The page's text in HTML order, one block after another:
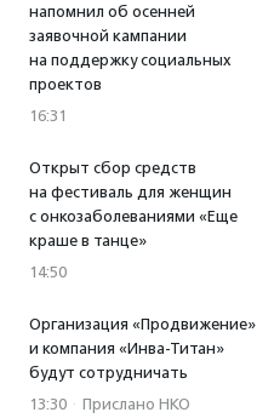
напомнил об осенней
заявочной кампании
на поддержку социальных
проектов
16:31
Открыт сбор средств
на фестиваль для женщин
с онкозаболеваниями «Еще
краше в танце»
14:50
Организация «Продвижение»
и компания «Инва-Титан»
будут сотрудничать
13:30 · Прислано НКО